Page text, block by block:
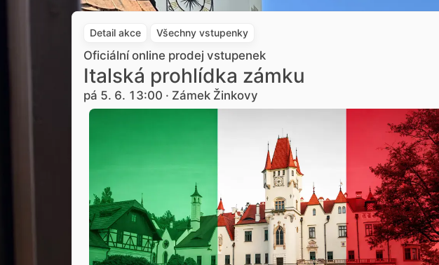
Detail akce Všechny vstupenky
Oficiální online prodej vstupenek
Italská prohlídka zámku
pá 5. 6. 13:00 · Zámek Žinkovy